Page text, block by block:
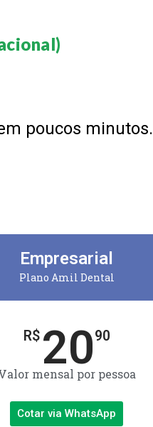
poucos minutos.
Empresarial
Plano Amil Dental
R$ 2090
mensal por pessoa
Cotar via WhatsApp